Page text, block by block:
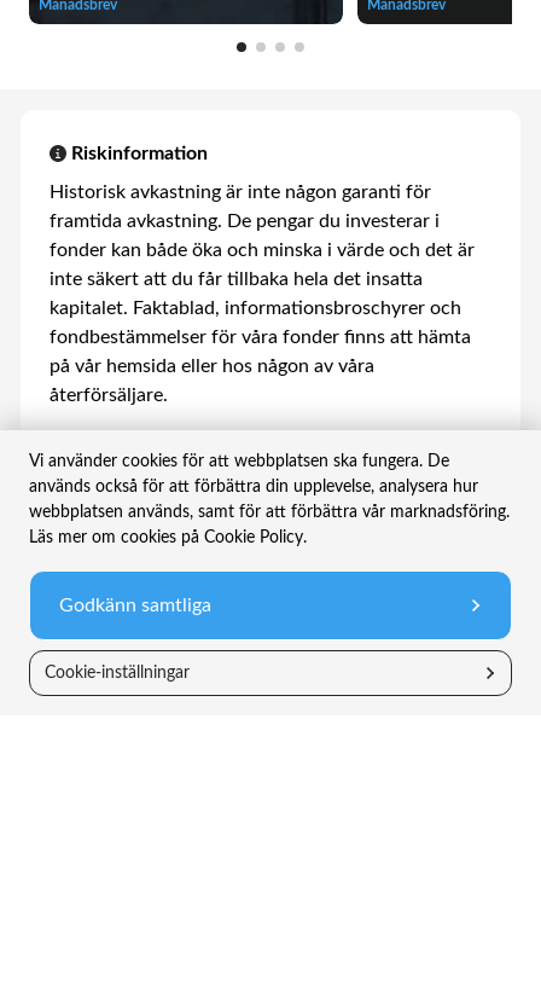
Månadsbrev
Månadsbrev
Riskinformation
Historisk avkastning är inte någon garanti för
framtida avkastning. De pengar du investerar i
fonder kan både öka och minska i värde och det är
inte säkert att du får tillbaka hela det insatta
kapitalet. Faktablad, informationsbroschyrer och
fondbestämmelser för våra fonder finns att hämta
på vår hemsida eller hos någon av våra
återförsäljare.
Bolaget
Hållbarhet
Information
Vi använder cookies för att webbplatsen ska fungera. De
används också för att förbättra din upplevelse, analysera hur
webbplatsen används, samt för att förbättra vår marknadsföring.
Läs mer om cookies på Cookie Policy.
Cookie-inställningar
Godkänn samtliga